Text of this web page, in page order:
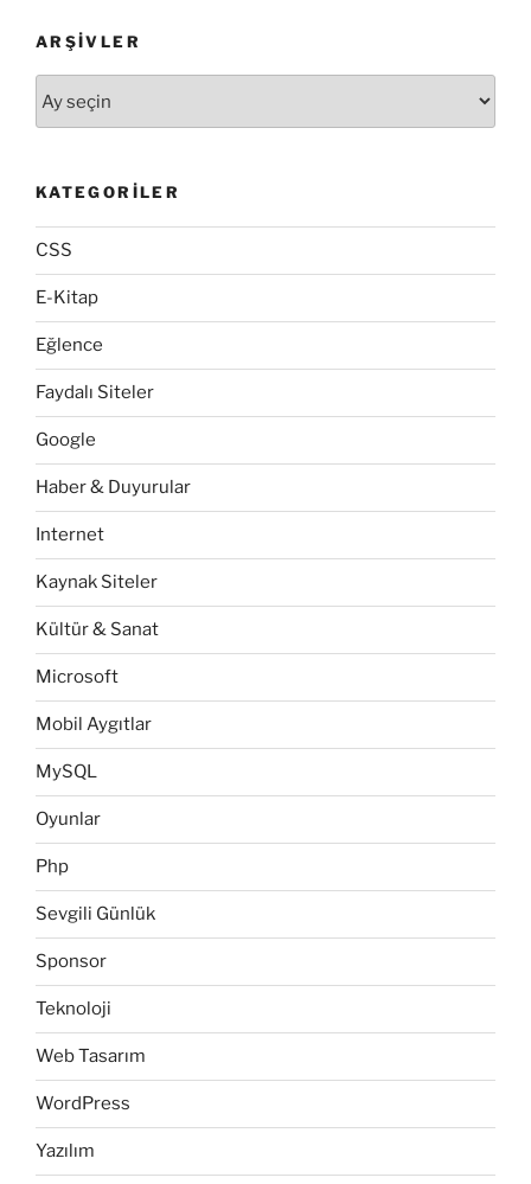
ARŞIVLER
KATEGORILER
CSS
E-Kitap
Eğlence
Faydalı Siteler
Google
Haber & Duyurular
Internet
Kaynak Siteler
Kültür & Sanat
Microsoft
Mobil Aygıtlar
MySQL
Oyunlar
Php
Sevgili Günlük
Sponsor
Teknoloji
Web Tasarım
WordPress
Yazılım